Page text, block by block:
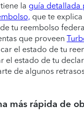
la guía detallada
que te
tu reembolso
que proveen
el estado de tu
el estado de tu
de algunos
más rápida de